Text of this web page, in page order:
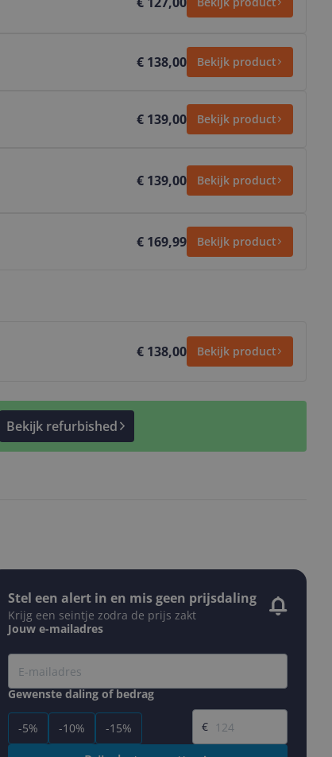
€ 138,00 Bekijk product
€ 139,00 Bekijk product
€ 139,00 Bekijk product
€ 169,99 Bekijk product
€ 138,00 Bekijk product
Bekijk refurbished
Stel een alert in en mis geen prijsdaling
Krijg een seintje zodra de prijs zakt
Jouw e-mailadres
Gewenste daling of bedrag
-5% -10% -15%
Gewenste prijs
€